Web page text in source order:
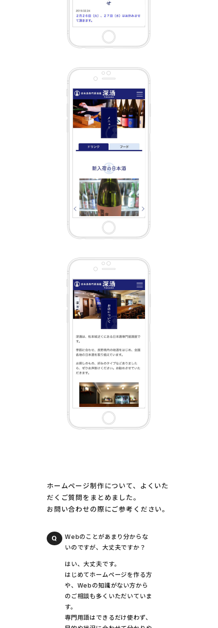
ホームページ制作について、よくいた
だくご質問をまとめました。
お問い合わせの際にご参考ください。
Webのことがあまり分からな
いのですが、大丈夫ですか？
はい、大丈夫です。
はじめてホームページを作る方
や、Webの知識がない方から
のご相談も多くいただいていま
す。
専門用語はできるだけ使わず、